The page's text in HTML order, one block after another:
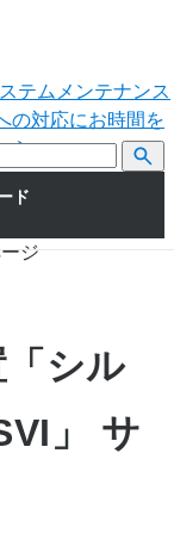
テムメンテナンス
の対応にお時間を
ら。
ド
ジ
シル
」 サ